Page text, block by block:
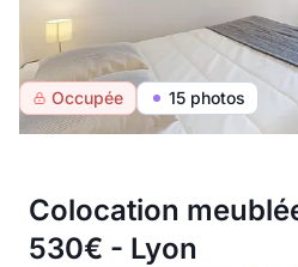
Occupée 15 photos
Colocation
530€ - Lyon